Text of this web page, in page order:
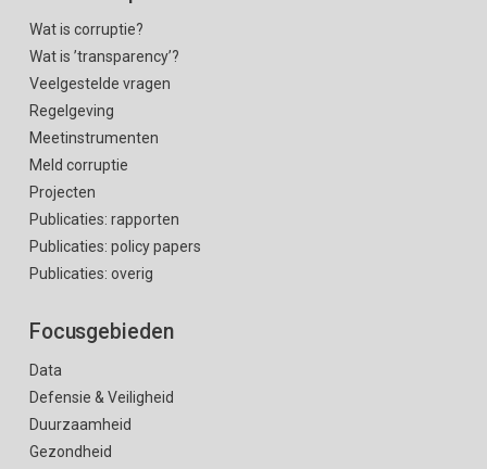
Wat is corruptie?
Wat is ’transparency’?
Veelgestelde vragen
Regelgeving
Meetinstrumenten
Meld corruptie
Projecten
Publicaties: rapporten
Publicaties: policy papers
Publicaties: overig
Focusgebieden
Data
Defensie & Veiligheid
Duurzaamheid
Gezondheid